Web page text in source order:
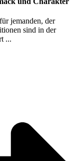
jemanden, der
sind in der
...